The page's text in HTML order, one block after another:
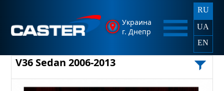
Украина
г. Днепр
RU
UA
EN
V36 Sedan 2006-2013